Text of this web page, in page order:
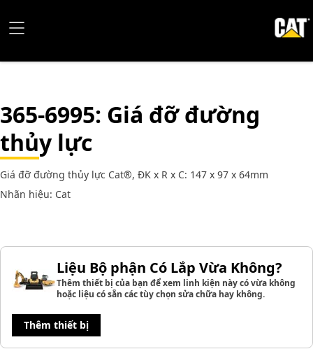
365-6995: Giá đỡ đường
thủy lực
Giá đỡ đường thủy lực Cat®, ĐK x R x C: 147 x 97 x 64mm
Nhãn hiệu: Cat
Liệu Bộ phận Có Lắp Vừa Không?
Thêm thiết bị của bạn để xem linh kiện này có vừa không
hoặc liệu có sẵn các tùy chọn sửa chữa hay không.
Thêm thiết bị